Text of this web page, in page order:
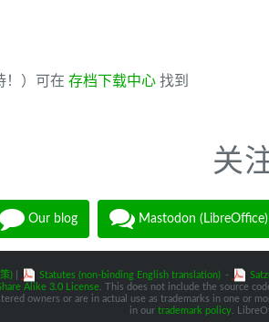
！）可在 存档下载中心 找到
关
Our blog Mastodon (LibreOffice)
) Statutes (non-binding English translation) -
Alike 3.0 License . This does not include the source
owners or are in actual use as trademarks in one or
in our trademark policy.